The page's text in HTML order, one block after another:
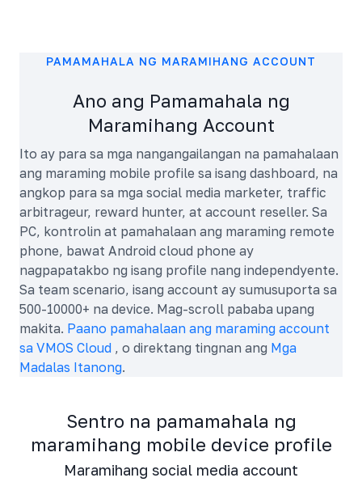
PAMAMAHALA NG MARAMIHANG ACCOUNT
Ano ang Pamamahala ng
Maramihang Account
Ito ay para sa mga nangangailangan na pamahalaan
ang maraming mobile profile sa isang dashboard, na
angkop para sa mga social media marketer, traffic
arbitrageur, reward hunter, at account reseller. Sa
PC, kontrolin at pamahalaan ang maraming remote
phone, bawat Android cloud phone ay
nagpapatakbo ng isang profile nang independyente.
Sa team scenario, isang account ay sumusuporta sa
500-10000+ na device. Mag-scroll pababa upang
makita. Paano pamahalaan ang maraming account
sa VMOS Cloud , o direktang tingnan ang Mga
Madalas Itanong.
Sentro na pamamahala ng
maramihang mobile device profile
Maramihang social media account